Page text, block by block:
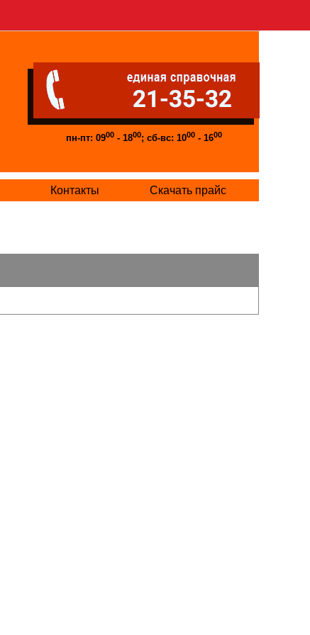
пн-пт: 0900- 1800; сб-вс: 1000- 1600
Контакты Скачать прайс